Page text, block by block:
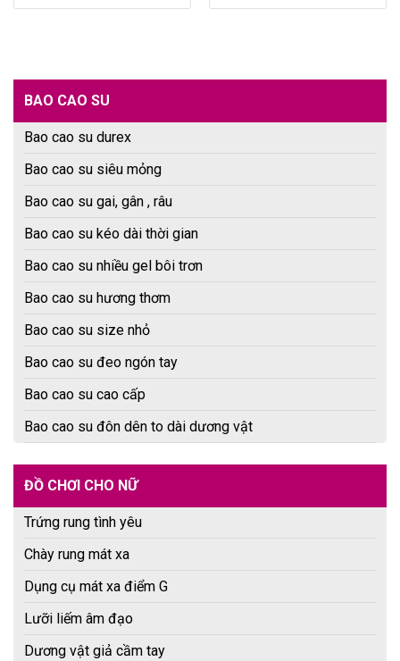
BAO CAO SU
Bao cao su durex
Bao cao su siêu mỏng
Bao cao su gai, gân , râu
Bao cao su kéo dài thời gian
Bao cao su nhiều gel bôi trơn
Bao cao su hương thơm
Bao cao su size nhỏ
Bao cao su đeo ngón tay
Bao cao su cao cấp
Bao cao su đôn dên to dài dương vật
ĐỒ CHƠI CHO NỮ
Trứng rung tình yêu
Chày rung mát xa
Dụng cụ mát xa điểm G
Lưỡi liếm âm đạo
Dương vật giả cầm tay